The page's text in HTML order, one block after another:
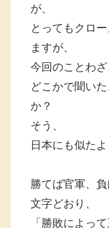
が、
とってもクロ
ますが、
今回のことわざ
どこかで聞い
か？
そう、
日本にも似た
勝てば官軍、
文字どおり、
「勝敗によっ